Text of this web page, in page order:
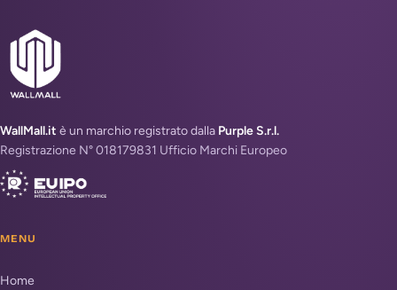
WallMall.it è un marchio registrato dalla Purple S.r.l.
Registrazione N° 018179831 Ufficio Marchi Europeo
MENU
Home